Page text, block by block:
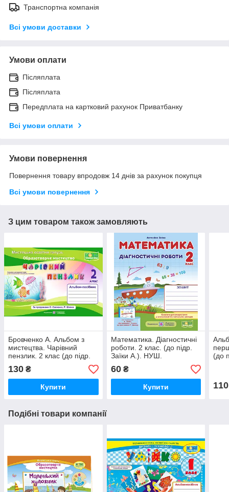
Транспортна компанія
Всі умови доставки
Умови оплати
Післяплата
Післяплата
Передплата на картковий рахунок Приватбанку
Всі умови оплати
Умови повернення
Повернення товару впродовж 14 днів за рахунок покупця
Всі умови повернення
З цим товаром також замовляють
Бровченко А. Альбом з
мистецтва. Чарівний
пензлик. 2 клас (до підр.
О. Калініченко, Л.
Арістова) НУШ.
130 ₴
Купити
Математика. Діагностичні
роботи. 2 клас. (до підр.
Заїки А.). НУШ.
60₴
Купити
(до
110
Подібні товари компанії